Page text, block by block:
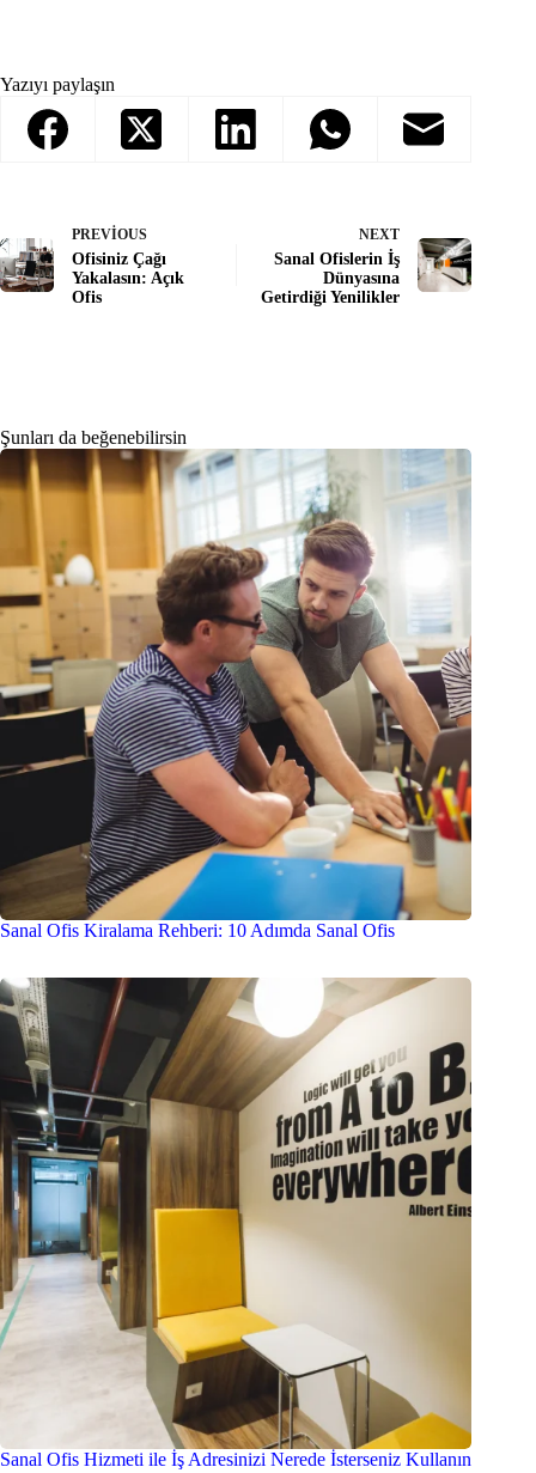
Yazıyı paylaşın
PREVIOUS
Ofisiniz Çağı
Yakalasın: Açık
Ofis
NEXT
Sanal Ofislerin İş
Dünyasına
Getirdiği Yenilikler
Şunları da beğenebilirsin
Sanal Ofis Kiralama Rehberi: 10 Adımda Sanal Ofis
Sanal Ofis Hizmeti ile İş Adresinizi Nerede İsterseniz Kullanın